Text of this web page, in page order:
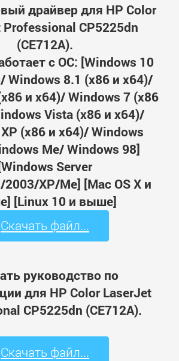
драйвер для HP Color
Professional CP5225dn
(CE712A).
с ОС: [Windows 10
Windows 8.1 (x86 и x64)/
и x64)/ Windows 7 (x86
Vista (x86 и x64)/
(x86 и x64)/ Windows
Me/ Windows 98]
Server
XP/Me] [Mac OS X и
[Linux 10 и выше]
Скачать файл...
руководство по
для HP Color LaserJet
CP5225dn (CE712A).
Скачать файл...